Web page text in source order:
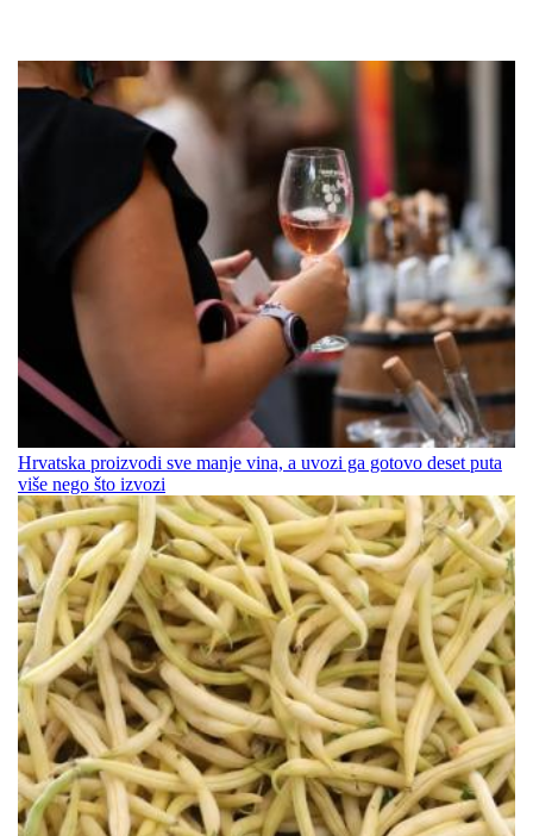
Hrvatska proizvodi sve manje vina, a uvozi ga gotovo deset puta
više nego što izvozi